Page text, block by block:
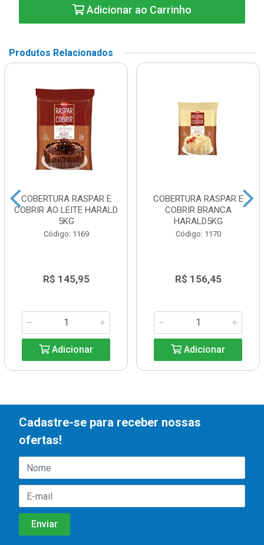
Adicionar ao Carrinho
Produtos Relacionados
COBERTURA RASPAR E
COBRIR AO LEITE HARALD
5KG
Código: 1169
R$ 145,95
Adicionar
COBERTURA RASPAR E
COBRIR BRANCA
HARALD5KG
Código: 1170
R$ 156,45
Adicionar
Cadastre-se para receber nossas
ofertas!